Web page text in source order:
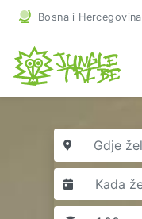
Bosna i Hercegovina